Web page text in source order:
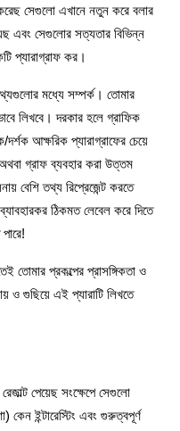
সেগুলো এখানে নতুন করে বলার
এবং সেগুলোর সত্যতার বিভিন্ন
প্যারাগ্রাফ কর।
মধ্যে সম্পর্ক। তোমার
লিখবে। দরকার হলে গ্রাফিক
দর্শক আক্ষরিক প্যারাগ্রাফের চেয়ে
গ্রাফ ব্যবহার করা উত্তম
বেশি তথ্য রিপ্রেজেন্ট করতে
ঠিকমত লেবেল করে দিতে
তোমার প্রকল্পের প্রাসঙ্গিকতা ও
ও গুছিয়ে এই প্যারাটি লিখতে
পেয়েছ সংক্ষেপে সেগুলো
কেন ইন্টারেস্টিং এবং গুরুত্বপূর্ণ